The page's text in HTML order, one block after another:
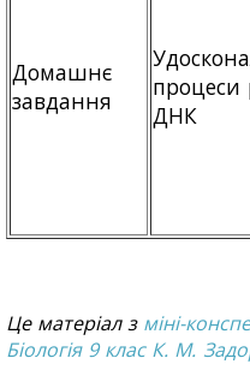
Домашнє
завдання
процеси
ДНК
Це матеріал з міні-
Біологія 9 клас К. М.